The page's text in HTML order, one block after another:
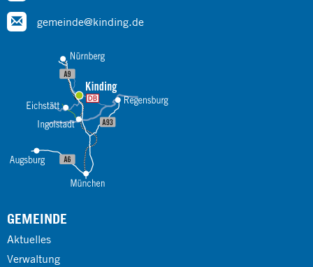
gemeinde@kinding.de
GEMEINDE
Aktuelles
Verwaltung